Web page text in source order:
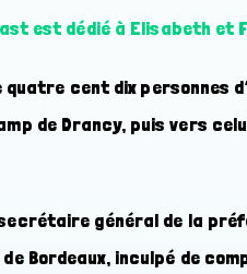
est dédié à Elisabeth et
quatre cent dix personnes
de Drancy, puis vers
général de la
Bordeaux, inculpé de